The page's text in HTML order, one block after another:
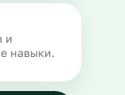
и
навыки.